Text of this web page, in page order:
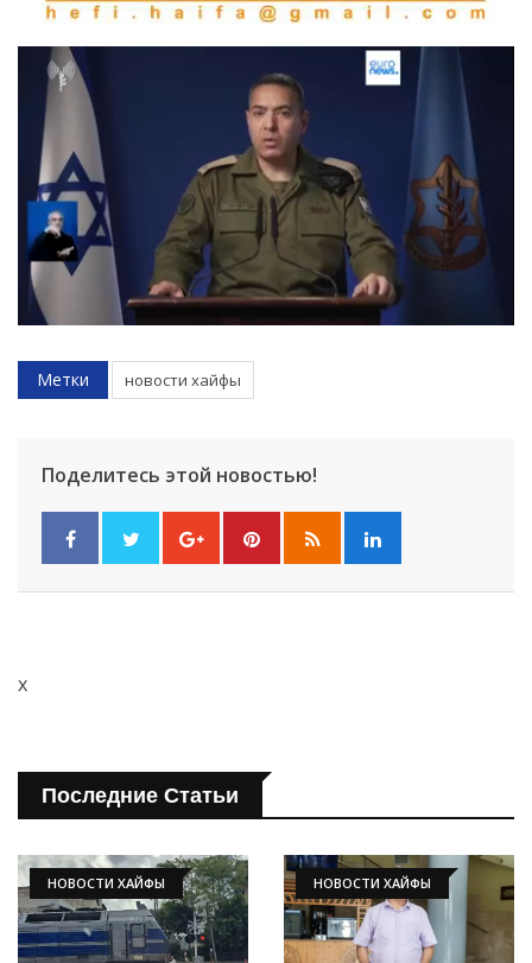
Метки новости хайфы
Поделитесь этой новостью!
x
Последние Статьи
НОВОСТИ ХАЙФЫ НОВОСТИ ХАЙФЫ